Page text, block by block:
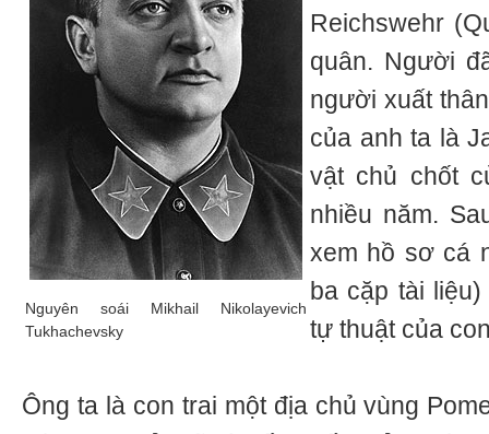
Nguyên soái Mikhail Nikolayevich
Tukhachevsky
Reichswehr
quân. Người
người xuất
của anh ta là
vật chủ chốt
nhiều năm.
xem hồ sơ cá
ba cặp tài
tự thuật của
Ông ta là con trai một địa chủ vùng